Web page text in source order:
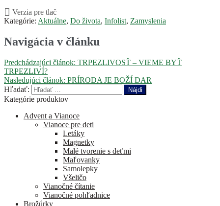
Verzia pre tlač
Kategórie: Aktuálne, Do života, Infolist, Zamyslenia
Navigácia v článku
Predchádzajúci článok: TRPEZLIVOSŤ – VIEME BYŤ
TRPEZLIVÍ?
Nasledujúci článok: PRÍRODA JE BOŽÍ DAR
Hľadať:
Kategórie produktov
Advent a Vianoce
Vianoce pre deti
Letáky
Magnetky
Malé tvorenie s deťmi
Maľovanky
Samolepky
Všeličo
Vianočné čítanie
Vianočné pohľadnice
Brožúrky